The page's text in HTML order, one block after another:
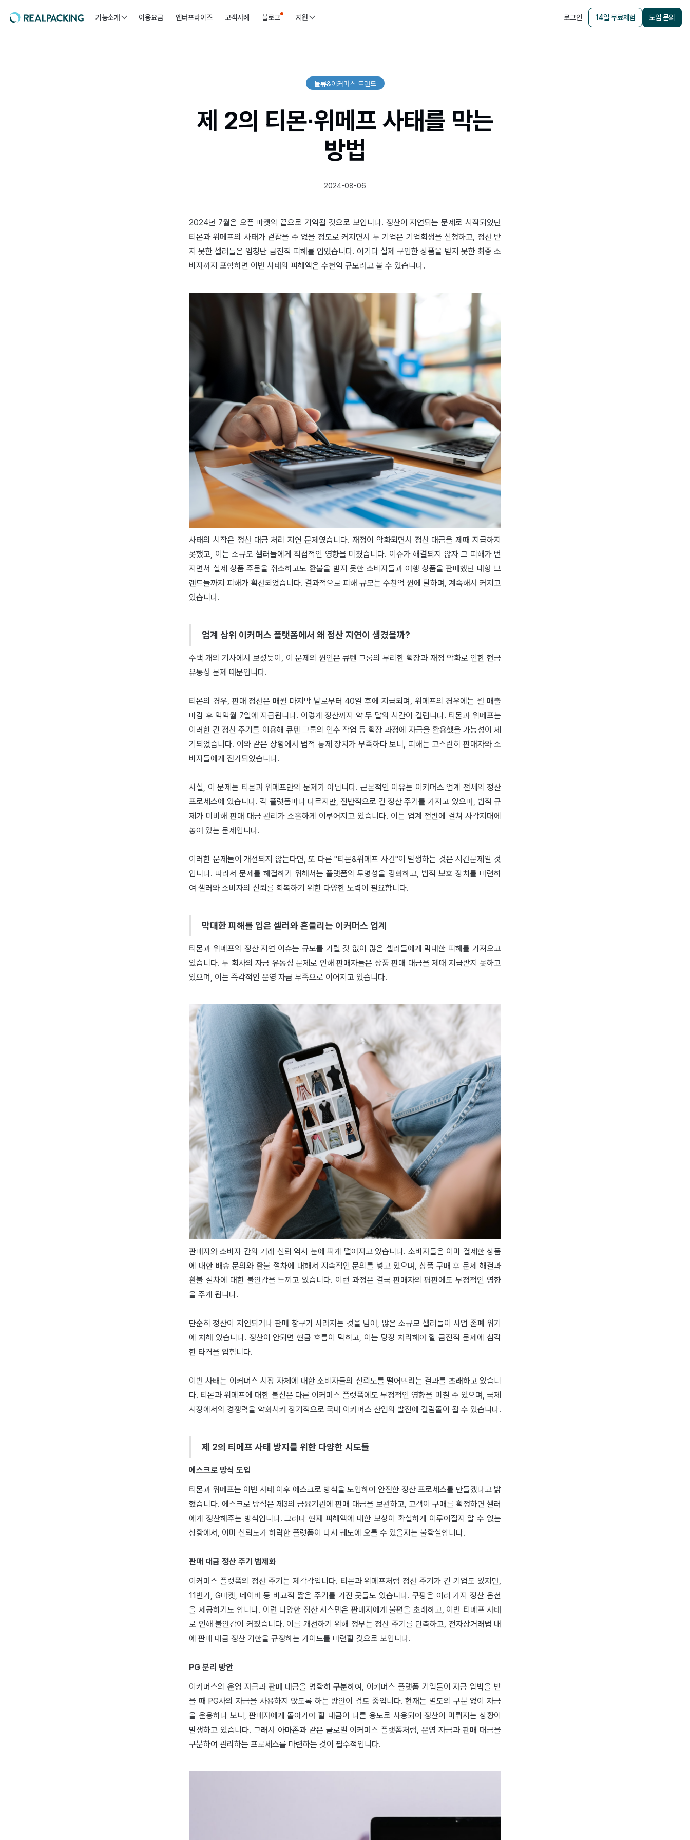
기능소개 이용요금 엔터프라이즈 고객사례 블로그 지원 로그인 14일 무료체험 도입 문의
물류&이커머스 트랜드
제 2의 티몬∙위메프 사태를 막는
방법
2024-08-06
2024년 7월은 오픈 마켓의 끝으로 기억될 것으로 보입니다. 정산이 지연되는 문제로 시작되었던
티몬과 위메프의 사태가 겉잡을 수 없을 정도로 커지면서 두 기업은 기업회생을 신청하고, 정산 받
지 못한 셀러들은 엄청난 금전적 피해를 입었습니다. 여기다 실제 구입한 상품을 받지 못한 최종 소
비자까지 포함하면 이번 사태의 피해액은 수천억 규모라고 볼 수 있습니다.
사태의 시작은 정산 대금 처리 지연 문제였습니다. 재정이 악화되면서 정산 대금을 제때 지급하지
못했고, 이는 소규모 셀러들에게 직접적인 영향을 미쳤습니다. 이슈가 해결되지 않자 그 피해가 번
지면서 실제 상품 주문을 취소하고도 환불을 받지 못한 소비자들과 여행 상품을 판매했던 대형 브
랜드들까지 피해가 확산되었습니다. 결과적으로 피해 규모는 수천억 원에 달하며, 계속해서 커지고
있습니다.
업계 상위 이커머스 플랫폼에서 왜 정산 지연이 생겼을까?
수백 개의 기사에서 보셨듯이, 이 문제의 원인은 큐텐 그룹의 무리한 확장과 재정 악화로 인한 현금
유동성 문제 때문입니다.
티몬의 경우, 판매 정산은 매월 마지막 날로부터 40일 후에 지급되며, 위메프의 경우에는 월 매출
마감 후 익익월 7일에 지급됩니다. 이렇게 정산까지 약 두 달의 시간이 걸립니다. 티몬과 위메프는
이러한 긴 정산 주기를 이용해 큐텐 그룹의 인수 작업 등 확장 과정에 자금을 활용했을 가능성이 제
기되었습니다. 이와 같은 상황에서 법적 통제 장치가 부족하다 보니, 피해는 고스란히 판매자와 소
비자들에게 전가되었습니다.
사실, 이 문제는 티몬과 위메프만의 문제가 아닙니다. 근본적인 이유는 이커머스 업계 전체의 정산
프로세스에 있습니다. 각 플랫폼마다 다르지만, 전반적으로 긴 정산 주기를 가지고 있으며, 법적 규
제가 미비해 판매 대금 관리가 소홀하게 이루어지고 있습니다. 이는 업계 전반에 걸쳐 사각지대에
놓여 있는 문제입니다.
이러한 문제들이 개선되지 않는다면, 또 다른 "티몬&위메프 사건"이 발생하는 것은 시간문제일 것
입니다. 따라서 문제를 해결하기 위해서는 플랫폼의 투명성을 강화하고, 법적 보호 장치를 마련하
여 셀러와 소비자의 신뢰를 회복하기 위한 다양한 노력이 필요합니다.
막대한 피해를 입은 셀러와 흔들리는 이커머스 업계
티몬과 위메프의 정산 지연 이슈는 규모를 가릴 것 없이 많은 셀러들에게 막대한 피해를 가져오고
있습니다. 두 회사의 자금 유동성 문제로 인해 판매자들은 상품 판매 대금을 제때 지급받지 못하고
있으며, 이는 즉각적인 운영 자금 부족으로 이어지고 있습니다.
판매자와 소비자 간의 거래 신뢰 역시 눈에 띄게 떨어지고 있습니다. 소비자들은 이미 결제한 상품
에 대한 배송 문의와 환불 절차에 대해서 지속적인 문의를 넣고 있으며, 상품 구매 후 문제 해결과
환불 절차에 대한 불안감을 느끼고 있습니다. 이런 과정은 결국 판매자의 평판에도 부정적인 영향
을 주게 됩니다.
단순히 정산이 지연되거나 판매 창구가 사라지는 것을 넘어, 많은 소규모 셀러들이 사업 존폐 위기
에 처해 있습니다. 정산이 안되면 현금 흐름이 막히고, 이는 당장 처리해야 할 금전적 문제에 심각
한 타격을 입힙니다.
이번 사태는 이커머스 시장 자체에 대한 소비자들의 신뢰도를 떨어뜨리는 결과를 초래하고 있습니
다. 티몬과 위메프에 대한 불신은 다른 이커머스 플랫폼에도 부정적인 영향을 미칠 수 있으며, 국제
시장에서의 경쟁력을 약화시켜 장기적으로 국내 이커머스 산업의 발전에 걸림돌이 될 수 있습니다.
제 2의 티메프 사태 방지를 위한 다양한 시도들
에스크로 방식 도입
티몬과 위메프는 이번 사태 이후 에스크로 방식을 도입하여 안전한 정산 프로세스를 만들겠다고 밝
혔습니다. 에스크로 방식은 제3의 금융기관에 판매 대금을 보관하고, 고객이 구매를 확정하면 셀러
에게 정산해주는 방식입니다. 그러나 현재 피해액에 대한 보상이 확실하게 이루어질지 알 수 없는
상황에서, 이미 신뢰도가 하락한 플랫폼이 다시 궤도에 오를 수 있을지는 불확실합니다.
판매 대금 정산 주기 법제화
이커머스 플랫폼의 정산 주기는 제각각입니다. 티몬과 위메프처럼 정산 주기가 긴 기업도 있지만,
11번가, G마켓, 네이버 등 비교적 짧은 주기를 가진 곳들도 있습니다. 쿠팡은 여러 가지 정산 옵션
을 제공하기도 합니다. 이런 다양한 정산 시스템은 판매자에게 불편을 초래하고, 이번 티메프 사태
로 인해 불안감이 커졌습니다. 이를 개선하기 위해 정부는 정산 주기를 단축하고, 전자상거래법 내
에 판매 대금 정산 기한을 규정하는 가이드를 마련할 것으로 보입니다.
PG 분리 방안
이커머스의 운영 자금과 판매 대금을 명확히 구분하여, 이커머스 플랫폼 기업들이 자금 압박을 받
을 때 PG사의 자금을 사용하지 않도록 하는 방안이 검토 중입니다. 현재는 별도의 구분 없이 자금
을 운용하다 보니, 판매자에게 돌아가야 할 대금이 다른 용도로 사용되어 정산이 미뤄지는 상황이
발생하고 있습니다. 그래서 아마존과 같은 글로벌 이커머스 플랫폼처럼, 운영 자금과 판매 대금을
구분하여 관리하는 프로세스를 마련하는 것이 필수적입니다.